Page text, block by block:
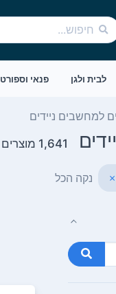
לבית ולגן פנאי וספורט
למחשבים ניידים
1,641 מוצרים
× נקה הכל